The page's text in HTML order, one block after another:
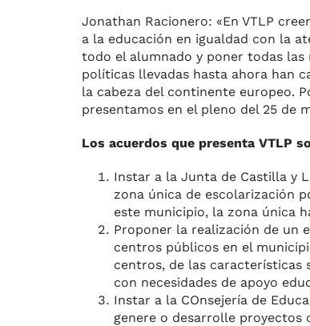
Jonathan Racionero: «En VTLP
a la educación en igualdad con la
todo el alumnado y poner todas las
políticas llevadas hasta ahora han
la cabeza del continente europeo.
presentamos en el pleno del 25 de
Los acuerdos que presenta VTLP
Instar a la Junta de Castilla y
zona única de escolarización
este municipio, la zona única
Proponer la realización de un
centros públicos en el
centros, de las características
con necesidades de apoyo
Instar a la COnsejería de
genere o desarrolle proyectos